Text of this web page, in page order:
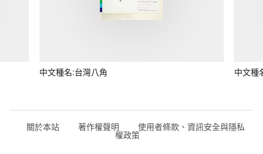
中文種名:台灣八角 中文種
關於本站 著作權聲明 使用者條款、資訊安全與隱私
權政策